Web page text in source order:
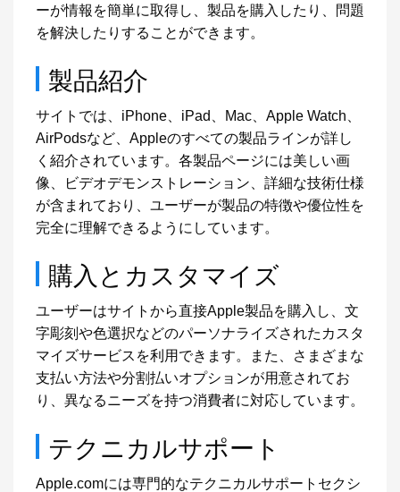
ーが情報を簡単に取得し、製品を購入したり、問題
を解決したりすることができます。
製品紹介
サイトでは、iPhone、iPad、Mac、Apple Watch、
AirPodsなど、Appleのすべての製品ラインが詳し
く紹介されています。各製品ページには美しい画
像、ビデオデモンストレーション、詳細な技術仕様
が含まれており、ユーザーが製品の特徴や優位性を
完全に理解できるようにしています。
購入とカスタマイズ
ユーザーはサイトから直接Apple製品を購入し、文
字彫刻や色選択などのパーソナライズされたカスタ
マイズサービスを利用できます。また、さまざまな
支払い方法や分割払いオプションが用意されてお
り、異なるニーズを持つ消費者に対応しています。
テクニカルサポート
Apple.comには専門的なテクニカルサポートセクシ